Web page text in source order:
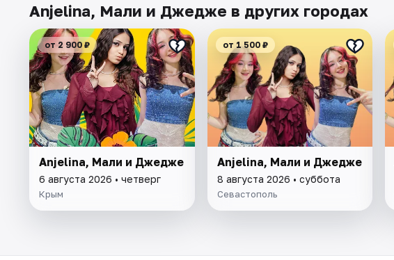
Anjelina, Мали и Джедже в других городах
от 2 900 ₽
Anjelina, Мали и Джедже
6 августа 2026 • четверг
Крым
от 1 500 ₽
Anjelina, Мали и Джедже
8 августа 2026 • суббота
Севастополь